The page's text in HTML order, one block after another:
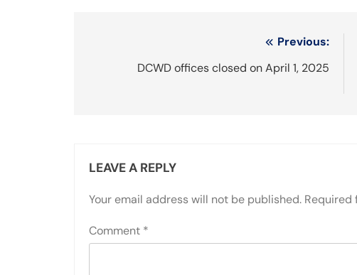
navigation
Previous:
DCWD offices closed on April 1, 2025
LEAVE A REPLY
Your email address will not be published. Required
Comment *